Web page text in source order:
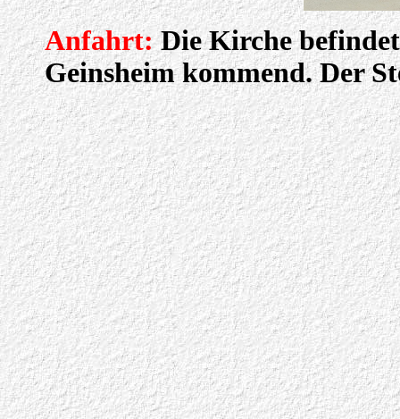
Anfahrt:Die Kirche
Geinsheim kommend. Der